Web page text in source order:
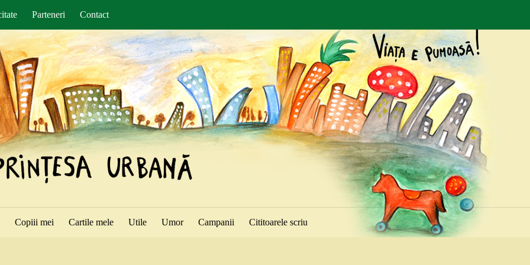
Parteneri Contact
Copiii mei Cartile mele Utile Umor Campanii Cititoarele scriu